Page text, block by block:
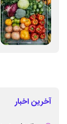
آخرین اخبار